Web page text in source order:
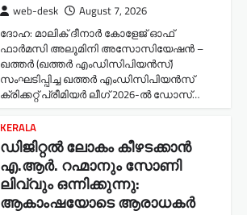
web-desk August 7, 2026
ദോഹ: മാലിക് ദീനാർ കോളേജ് ഓഫ്
ഫാർമസി അലൂമിനി അസോസിയേഷൻ –
ഖത്തർ (ഖത്തർ എംഡിസിപിയൻസ്)
സംഘടിപ്പിച്ച ഖത്തർ എംഡിസിപിയൻസ്
ക്രിക്കറ്റ് പ്രീമിയർ ലീഗ് 2026-ൽ ഡോസ്…
KERALA
ഡിജിറ്റൽ ലോകം കീഴടക്കാൻ
എ.ആർ. റഹ്മാനും സോണി
ലിവ്വും ഒന്നിക്കുന്നു:
ആകാംഷയോടെ ആരാധകർ